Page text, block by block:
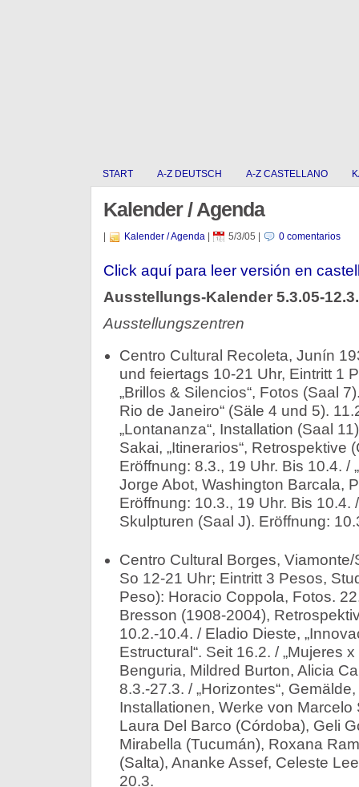
START A-Z DEUTSCH A-Z CASTELLANO
Kalender / Agenda
Kalender / Agenda| 5/3/05 0 comentarios
Click aquí para leer versión en
Ausstellungs-Kalender 5.3.05-
Ausstellungszentren
Centro Cultural Recoleta, Junín
und feiertags 10-21 Uhr, Eintritt 1
„Brillos & Silencios“, Fotos (Saal
Rio de Janeiro“ (Säle 4 und 5).
„Lontananza“, Installation (Saal
Sakai, „Itinerarios“, Retrospektive
Eröffnung: 8.3., 19 Uhr. Bis 10.4. /
Jorge Abot, Washington Barcala,
Eröffnung: 10.3., 19 Uhr. Bis 10.4.
Skulpturen (Saal J). Eröffnung:
Centro Cultural Borges,
So 12-21 Uhr; Eintritt 3 Pesos,
Peso): Horacio Coppola, Fotos.
Bresson (1908-2004),
10.2.-10.4. / Eladio Dieste,
Estructural“. Seit 16.2. / „Mujeres
Benguria, Mildred Burton, Alicia
8.3.-27.3. / „Horizontes“,
Installationen, Werke von
Laura Del Barco (Córdoba), Geli
Mirabella (Tucumán), Roxana
(Salta), Ananke Assef, Celeste
20.3.